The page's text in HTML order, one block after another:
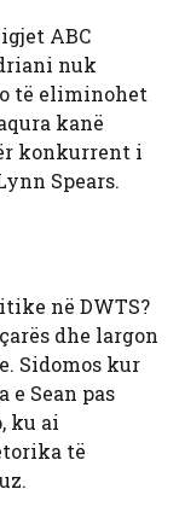
ABC
nuk
të eliminohet
kanë
konkurrent i
Spears.
në DWTS?
dhe largon
Sidomos kur
e Sean pas
ku ai
të